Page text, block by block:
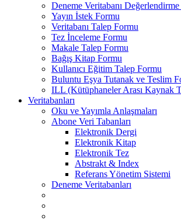
Deneme Veritabanı
Yayın İstek Formu
Veritabanı Talep Formu
Tez İnceleme Formu
Makale Talep Formu
Bağış Kitap Formu
Kullanıcı Eğitim Talep Formu
Buluntu Eşya Tutanak ve Teslim
ILL (Kütüphaneler Arası Kaynak
Veritabanları
Oku ve Yayımla Anlaşmaları
Abone Veri Tabanları
Elektronik Dergi
Elektronik Kitap
Elektronik Tez
Abstrakt & Index
Referans Yönetim Sistemi
Deneme Veritabanları